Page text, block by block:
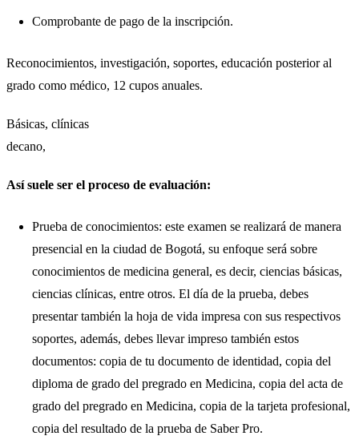
Comprobante de pago de la inscripción.
Reconocimientos, investigación, soportes, educación posterior al
grado como médico, 12 cupos anuales.
Básicas, clínicas
decano,
Así suele ser el proceso de evaluación:
Prueba de conocimientos: este examen se realizará de manera
presencial en la ciudad de Bogotá, su enfoque será sobre
conocimientos de medicina general, es decir, ciencias básicas,
ciencias clínicas, entre otros. El día de la prueba, debes
presentar también la hoja de vida impresa con sus respectivos
soportes, además, debes llevar impreso también estos
documentos: copia de tu documento de identidad, copia del
diploma de grado del pregrado en Medicina, copia del acta de
grado del pregrado en Medicina, copia de la tarjeta profesional,
copia del resultado de la prueba de Saber Pro.